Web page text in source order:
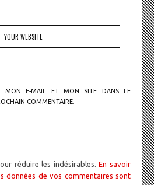
YOUR WEBSITE
MON E-MAIL ET MON SITE DANS LE
COMMENTAIRE.
réduire les indésirables.En savoir
données de vos commentaires sont